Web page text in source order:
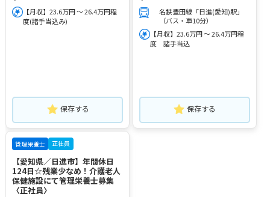
【月収】23.6万円 ～ 26.4万円程
度(諸手当込み)
保存する
名鉄豊田線「日進(愛知)駅」
（バス・車10分）
【月収】23.6万円 ～ 26.4万円程
度 諸手当込
保存する
管理栄養士 正社員
【愛知県／日進市】年間休日
124日☆残業少なめ！介護老人
保健施設にて管理栄養士募集
〈正社員〉